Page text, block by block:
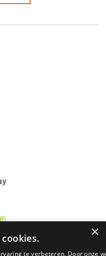
×
te verbeteren. Door onze